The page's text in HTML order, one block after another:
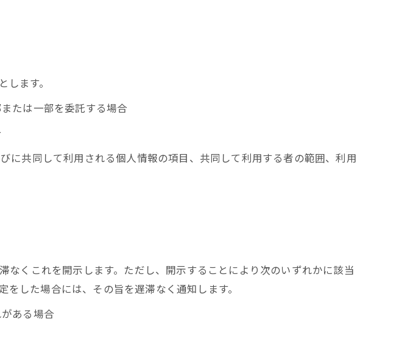
ます。
たは一部を委託する場合
に共同して利用される個人情報の項目、共同して利用する者の範囲、利用
くこれを開示します。ただし、開示することにより次のいずれかに該当
した場合には、その旨を遅滞なく通知します。
ある場合